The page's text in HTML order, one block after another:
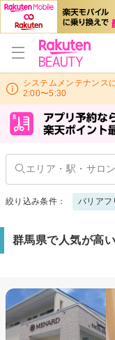
システムメンテナンス
2:00〜5:30
絞り込み条件： バリアフ
群馬県で人気が高